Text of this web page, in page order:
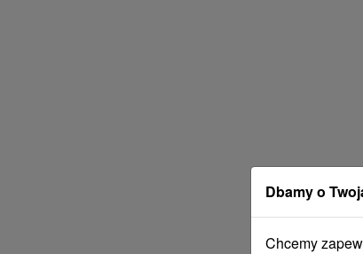
Dbamy o
Chcemy